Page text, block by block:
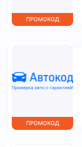
ПРОМОКОД
ПРОМОКОД